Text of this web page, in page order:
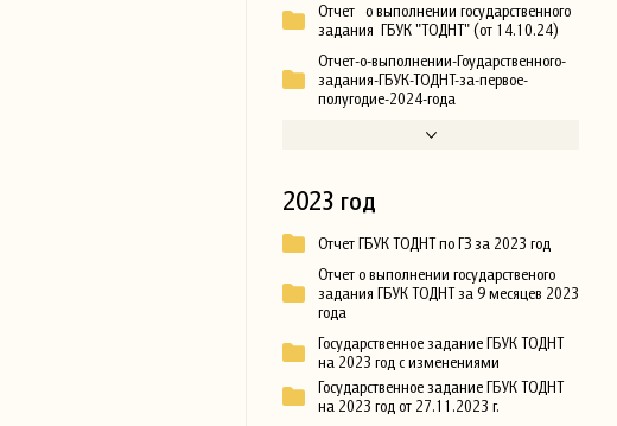
Отчет о выполнении государственного
задания ГБУК "ТОДНТ" (от 14.10.24)
Отчет-о-выполнении-Гоударственного-
задания-ГБУК-ТОДНТ-за-первое-
полугодие-2024-года
2023 год
Отчет ГБУК ТОДНТ по ГЗ за 2023 год
Отчет о выполнении государственого
задания ГБУК ТОДНТ за 9 месяцев 2023
года
Государственное задание ГБУК ТОДНТ
на 2023 год с изменениями
Государственное задание ГБУК ТОДНТ
на 2023 год от 27.11.2023 г.